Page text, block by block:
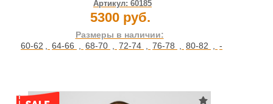
Артикул: 60185
5300 руб.
Размеры в наличии:
60-62
64-66 68-70 72-74 76-78 80-82 -